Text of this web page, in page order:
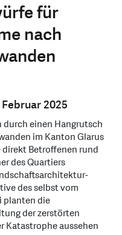
für
nach
2025
durch einen Hangrutsch
im Kanton Glarus
Betroffenen rund
des Quartiers
des selbst vom
planten die
der zerstörten
Katastrophe aussehen